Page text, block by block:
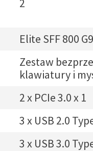
2
Elite SFF 800 G9
Zestaw
klawiatury i
2 x PCIe 3.0 x 1
3 x USB 2.0
3 x USB 3.0